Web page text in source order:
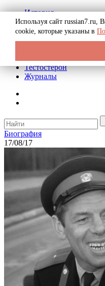
История
Биография
Криминал
Реклама на сайте
Тестостерон
Журналы
Биография
17/08/17
Используя сайт russian7.ru,
cookie, которые указаны в